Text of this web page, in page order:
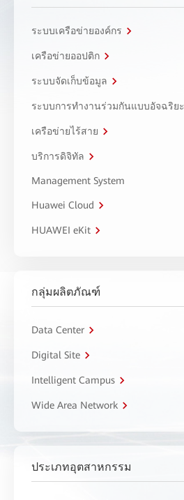
ระบบเครือข่ายองค์กร
เครือข่ายออปติก
ระบบจัดเก็บข้อมูล
ระบบการทำงานร่วมกันแบบอัจฉริยะ
เครือข่ายไร้สาย
บริการดิจิทัล
Management System
Huawei Cloud
HUAWEI eKit
กลุ่มผลิตภัณฑ์
Data Center
Digital Site
Intelligent Campus
Wide Area Network
ประเภทอุตสาหกรรม